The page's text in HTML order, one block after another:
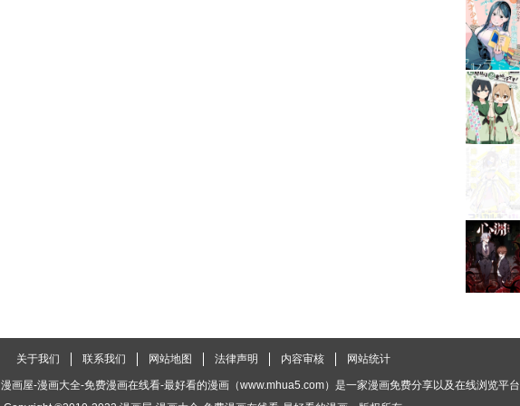
关于我们 联系我们 网站地图 法律声明 内容审核 网站统计
漫画屋-漫画大全-免费漫画在线看-最好看的漫画（www.mhua5.com）是一家漫画免费分享以及在线浏览平台